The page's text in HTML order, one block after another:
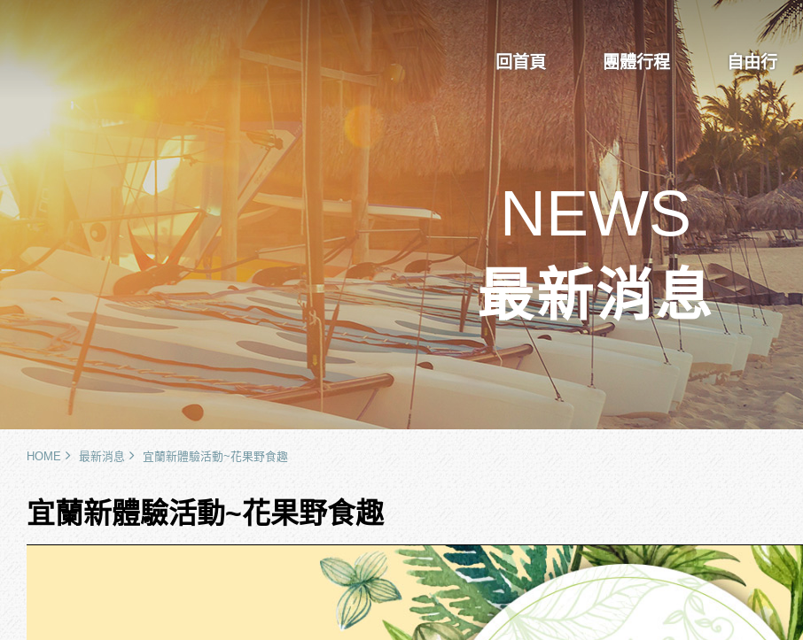
回首頁 團體行程 自由行
NEWS
最新消息
HOME 最新消息 宜蘭新體驗活動~花果野食趣
宜蘭新體驗活動~花果野食趣